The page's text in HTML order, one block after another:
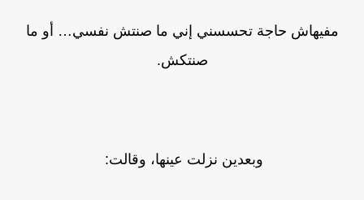
مفيهاش حاجة تحسسني إني ما صنتش نفسي… أو ما
صنتكش.
وبعدين نزلت عينها، وقالت: